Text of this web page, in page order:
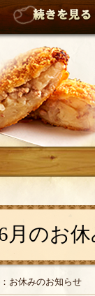
月のお
お休みのお知らせ